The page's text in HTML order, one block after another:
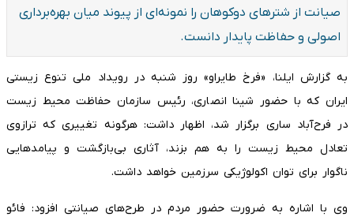
صیانت از شترهای دوکوهان را نمونه‌ای از پیوند میان بهره‌برداری
اصولی و حفاظت پایدار دانست.
به گزارش ایلنا، «فرخ طایراو» روز شنبه در رویداد ملی تنوع زیستی
ایران که با حضور شینا انصاری، رئیس سازمان حفاظت محیط زیست
در فرح‌آباد ساری برگزار شد، اظهار داشت: هرگونه تغییری که ترازوی
تعادل محیط زیست را به هم بزند، آثاری بی‌بازگشت و پیامدهایی
ناگوار برای توان اکولوژیکی سرزمین خواهد داشت.
وی با اشاره به ضرورت حضور مردم در طرح‌های صیانتی افزود: فائو